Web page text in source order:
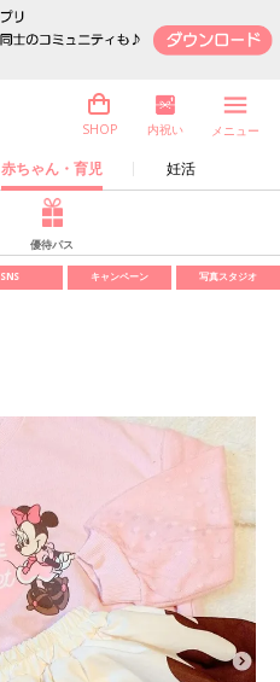
赤ちゃん・育児 妊活
SHOP 内祝い メニュー
優待パス
SNS キャンペーン 写真スタジオ